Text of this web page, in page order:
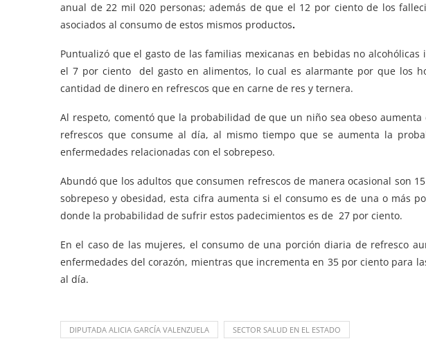
anual de 22 mil 020 personas; además de que el 12 por ciento de los
asociados al consumo de estos mismos productos.
Puntualizó que el gasto de las familias mexicanas en bebidas no
el 7 por ciento del gasto en alimentos, lo cual es alarmante por que los
cantidad de dinero en refrescos que en carne de res y ternera.
Al respeto, comentó que la probabilidad de que un niño sea obeso
refrescos que consume al día, al mismo tiempo que se aumenta la
enfermedades relacionadas con el sobrepeso.
Abundó que los adultos que consumen refrescos de manera ocasional son
sobrepeso y obesidad, esta cifra aumenta si el consumo es de una o más
donde la probabilidad de sufrir estos padecimientos es de 27 por ciento.
En el caso de las mujeres, el consumo de una porción diaria de refresco
enfermedades del corazón, mientras que incrementa en 35 por ciento para
al día.
DIPUTADA ALICIA GARCÍA VALENZUELA SECTOR SALUD EN EL ESTADO